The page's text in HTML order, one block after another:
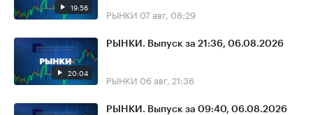
19:56 РЫНКИ 07 авг, 08:29
20:04
РЫНКИ. Выпуск за 21:36, 06.08.2026
РЫНКИ 06 авг, 21:36
РЫНКИ. Выпуск за 09:40, 06.08.2026